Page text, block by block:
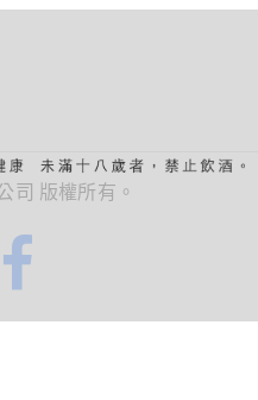
司 版權所有。